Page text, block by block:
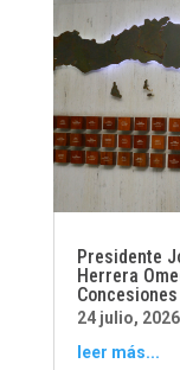
Presidente
Herrera
24 julio, 2026
leer más...